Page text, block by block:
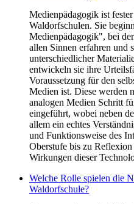
Medienpädagogik ist
Waldorfschulen. Sie
Medienpädagogik", bei
allen Sinnen erfahren und
unterschiedlicher
entwickeln sie ihre
Voraussetzung für den
Medien ist. Diese werden
analogen Medien Schritt
eingeführt, wobei neben
allem ein echtes
und Funktionsweise des
Oberstufe bis zu
Wirkungen dieser
Welche Rolle spielen die
Waldorfschule?